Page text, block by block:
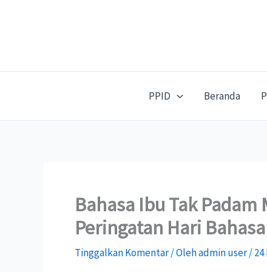
PPID Beranda
Bahasa Ibu Tak
Peringatan Hari
Tinggalkan Komentar/ Olehadmin user/